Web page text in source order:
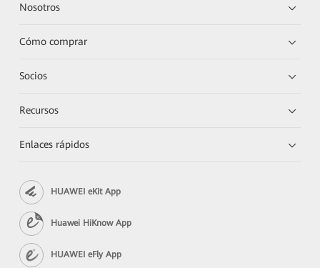
Nosotros
Cómo comprar
Socios
Recursos
Enlaces rápidos
HUAWEI eKit App
Huawei HiKnow App
HUAWEI eFly App